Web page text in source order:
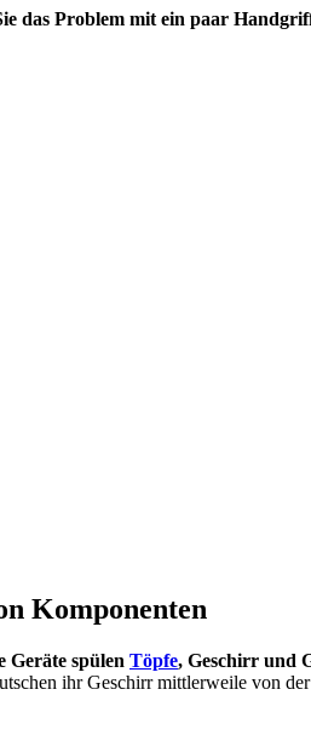
das Problem mit ein paar
Komponenten
Geräte spülen Töpfe, Geschirr und
ihr Geschirr mittlerweile von